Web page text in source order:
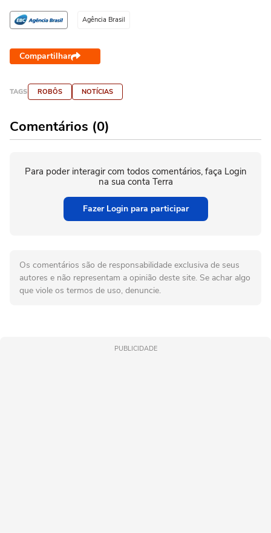
Agência Brasil
Compartilhar
TAGS ROBÔS NOTÍCIAS
Comentários (0)
Para poder interagir com todos comentários, faça Login
na sua conta Terra
Fazer Login para participar
Os comentários são de responsabilidade exclusiva de seus
autores e não representam a opinião deste site. Se achar algo
que viole os termos de uso, denuncie.
PUBLICIDADE